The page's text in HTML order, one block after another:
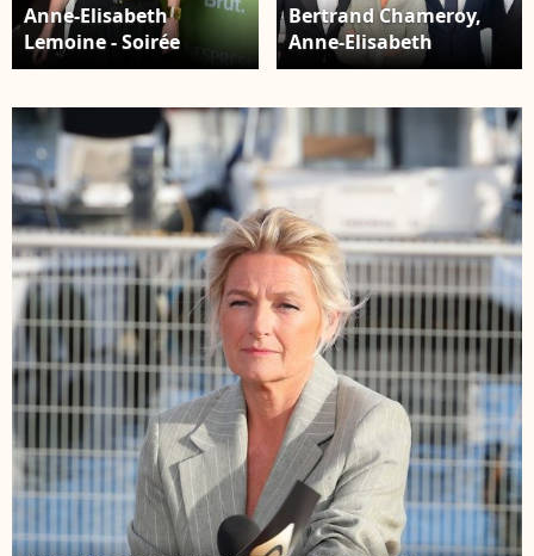
Anne-Elisabeth
Lemoine - Soirée
Nespresso x Brut 2025
de Cannes à La Plage
Nespresso le 15 mai
2025. © Lionel
Urman/Bestimage
Bertrand Chameroy,
Anne-Elisabeth
Lemoine, Michel
- Plateau de l'émission
"C à vous" lors du
79ème Festival
International du Film
de Cannes le 14 mai
2026. © Jack Tribeca /
Bestimage